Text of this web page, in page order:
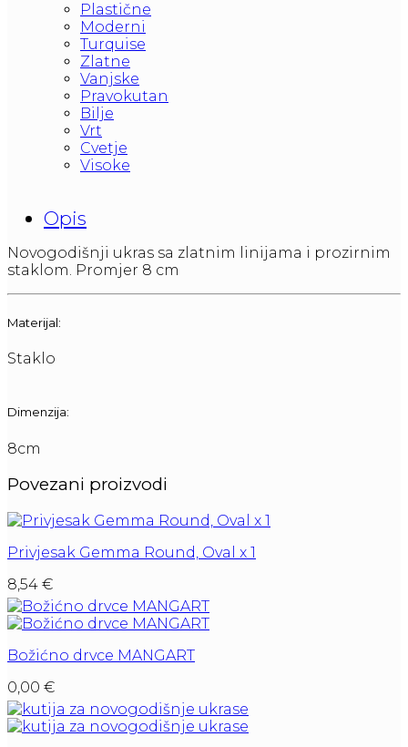
Plastične
Moderni
Turquise
Zlatne
Vanjske
Pravokutan
Bilje
Vrt
Cvetje
Visoke
Opis
Novogodišnji ukras sa zlatnim linijama i prozirnim
staklom. Promjer 8 cm
Materijal:
Staklo
Dimenzija:
8cm
Povezani proizvodi
Privjesak Gemma Round, Oval x 1
8,54 €
Božićno drvce MANGART
0,00 €